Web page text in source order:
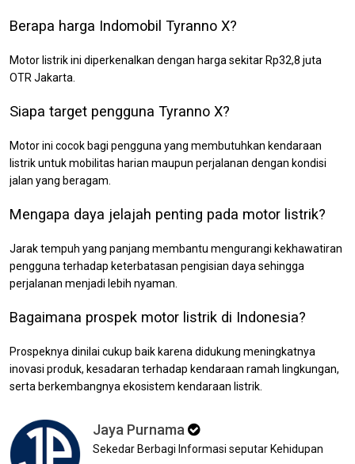
Berapa harga Indomobil Tyranno X?
Motor listrik ini diperkenalkan dengan harga sekitar Rp32,8 juta
OTR Jakarta.
Siapa target pengguna Tyranno X?
Motor ini cocok bagi pengguna yang membutuhkan kendaraan
listrik untuk mobilitas harian maupun perjalanan dengan kondisi
jalan yang beragam.
Mengapa daya jelajah penting pada motor listrik?
Jarak tempuh yang panjang membantu mengurangi kekhawatiran
pengguna terhadap keterbatasan pengisian daya sehingga
perjalanan menjadi lebih nyaman.
Bagaimana prospek motor listrik di Indonesia?
Prospeknya dinilai cukup baik karena didukung meningkatnya
inovasi produk, kesadaran terhadap kendaraan ramah lingkungan,
serta berkembangnya ekosistem kendaraan listrik.
Jaya Purnama
Sekedar Berbagi Informasi seputar Kehidupan